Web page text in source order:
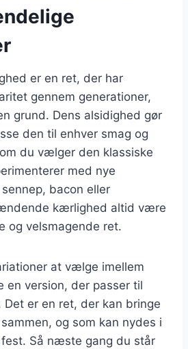
er en ret, der har
gennem generationer,
grund. Dens alsidighed gør
den til enhver smag og
du vælger den klassiske
med nye
bacon eller
kærlighed altid være
og velsmagende ret.
at vælge imellem
en version, der passer til
er en ret, der kan bringe
og som kan nydes i
Så næste gang du står